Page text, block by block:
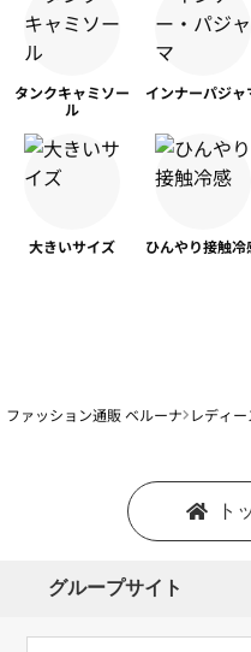
タンクキャミソー
ル
インナーパジャ
大きいサイズ ひんやり接触冷
ファッション通販 ベルーナ レディ
ト
グループサイト